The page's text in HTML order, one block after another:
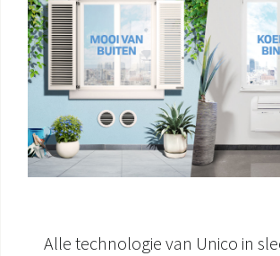
Alle technologie van Unico in